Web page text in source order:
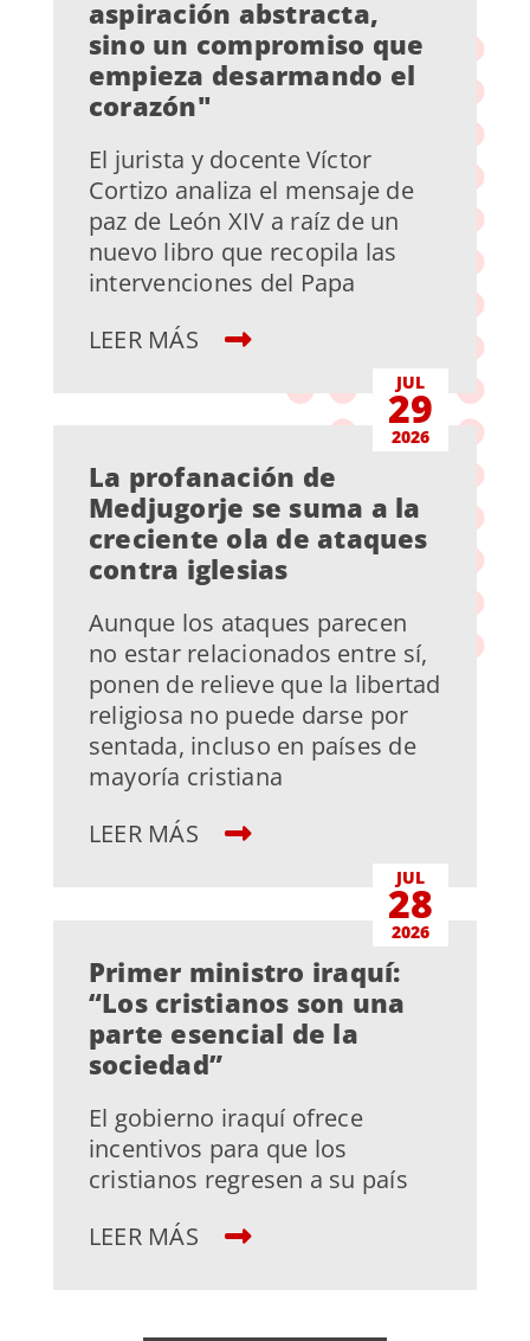
aspiración abstracta,
sino un compromiso que
empieza desarmando el
corazón"
El jurista y docente Víctor
Cortizo analiza el mensaje de
paz de León XIV a raíz de un
nuevo libro que recopila las
intervenciones del Papa
LEER MÁS
JUL
29
2026
La profanación de
Medjugorje se suma a la
creciente ola de ataques
contra iglesias
Aunque los ataques parecen
no estar relacionados entre sí,
ponen de relieve que la libertad
religiosa no puede darse por
sentada, incluso en países de
mayoría cristiana
LEER MÁS
JUL
28
2026
Primer ministro iraquí:
“Los cristianos son una
parte esencial de la
sociedad”
El gobierno iraquí ofrece
incentivos para que los
cristianos regresen a su país
LEER MÁS